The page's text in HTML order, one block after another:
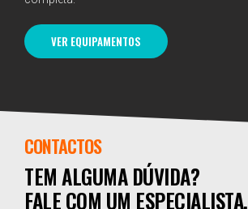
VER EQUIPAMENTOS
CONTACTOS
TEM ALGUMA DÚVIDA?
FALE COM UM ESPECIALISTA.